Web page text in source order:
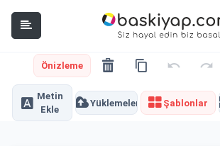
Önizleme
Metin
Ekle
Yüklemeler Şablonlar